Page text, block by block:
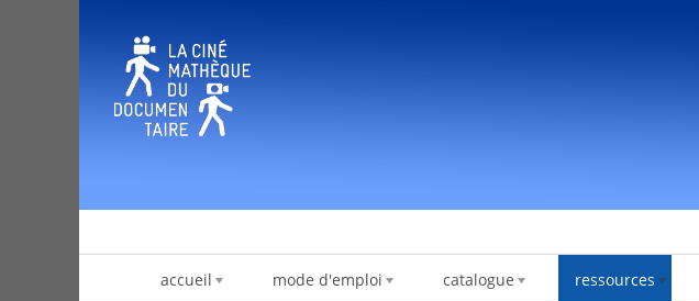
accueil mode d'emploi catalogue ressources